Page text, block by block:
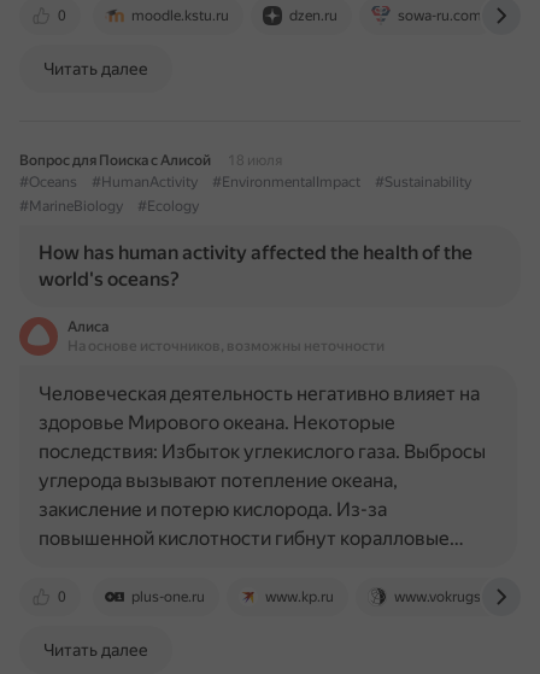
0 moodle.kstu.ru dzen.ru sowa-ru.com
Читать далее
Вопрос для Поиска с Алисой
18 июля
#Oceans
#HumanActivity #EnvironmentalImpact
#Sustainability
#MarineBiology
#Ecology
How has human activity affected the health of the
world's oceans?
Алиса
На основе источников, возможны неточности
0 plus-one.ru www.kp.ru www.vokrugsveta.ru
Человеческая деятельность негативно влияет на
здоровье Мирового океана. Некоторые
последствия: Избыток углекислого газа. Выбросы
углерода вызывают потепление океана,
закисление и потерю кислорода. Из-за
повышенной кислотности гибнут коралловые…
Читать далее